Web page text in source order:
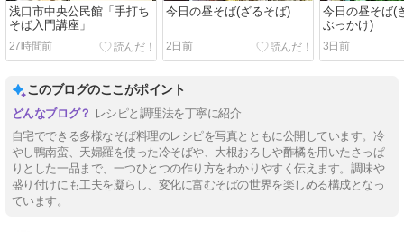
浅口市中央公民館「手打ち
そば入門講座」
27時間前
今日の昼そば(ざるそば)
2日前
今日の昼そば(
ぶっかけ)
3日前
このブログのここがポイント
レシピと調理法を丁寧に紹介
自宅でできる多様なそば料理のレシピを写真とともに公開しています。冷
やし鴨南蛮、天婦羅を使った冷そばや、大根おろしや酢橘を用いたさっぱ
りとした一品まで、一つひとつの作り方をわかりやすく伝えます。調味や
盛り付けにも工夫を凝らし、変化に富むそばの世界を楽しめる構成となっ
ています。